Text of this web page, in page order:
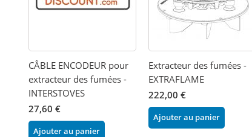
CÂBLE ENCODEUR pour
extracteur des fumées -
INTERSTOVES
27,60 €
Ajouter au panier
Extracteur des fumées -
EXTRAFLAME
222,00 €
Ajouter au panier